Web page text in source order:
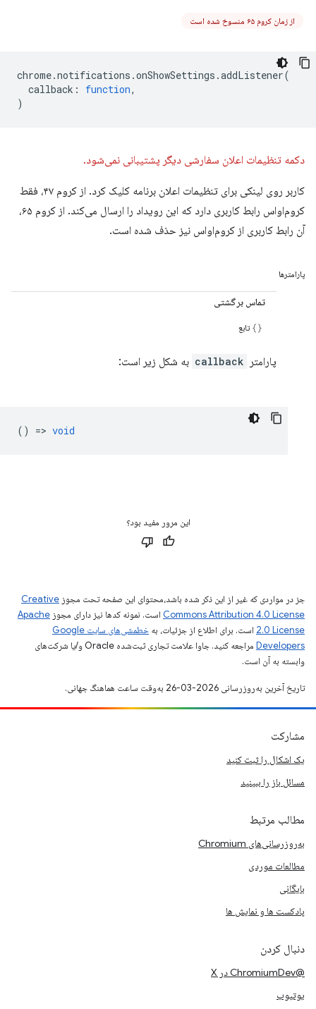
از زمان کروم ۶۵ منسوخ شده است
chrome.notifications .onShowSettings .addListener(
callback : function,
)
دکمه تنظیمات اعلان سفارشی دیگر پشتیبانی نمی‌شود.
کاربر روی لینکی برای تنظیمات اعلان برنامه کلیک کرد. از کروم ۴۷، فقط
کروم‌او‌اس رابط کاربری دارد که این رویداد را ارسال می‌کند. از کروم ۶۵،
آن رابط کاربری از کروم‌او‌اس نیز حذف شده است.
پارامترها
تماس برگشتی
تابع
پارامتر callback به شکل زیر است:
() => void
این مرور مفید بود؟
جز در مواردی که غیر از این ذکر شده باشد،‌محتوای این صفحه تحت مجوز Creative
Commons Attribution 4.0 License است. نمونه کدها نیز دارای مجوز Apache
2.0 License است. برای اطلاع از جزئیات، به
خطمشی‌های سایت Google
Developers‏
مراجعه کنید. جاوا علامت تجاری ثبت‌شده Oracle و/یا شرکت‌های
وابسته به آن است.
تاریخ آخرین به‌روزرسانی 2026-03-26 به‌وقت ساعت هماهنگ جهانی.
مشارکت
یک اشکال را ثبت کنید
مسائل باز را ببینید
مطالب مرتبط
به‌روزرسانی‌های Chromium
مطالعات موردی
بایگانی
پادکست ها و نمایش ها
دنبال کردن
@ChromiumDev در X
یوتیوب